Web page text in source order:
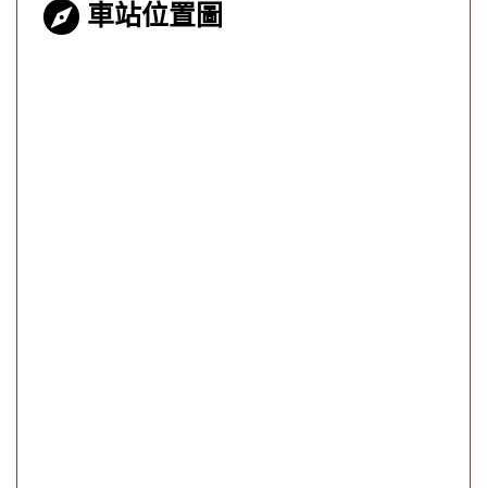
車站位置圖